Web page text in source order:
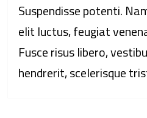
Suspendisse potenti.
elit luctus, feugiat
Fusce risus libero,
hendrerit, scelerisque